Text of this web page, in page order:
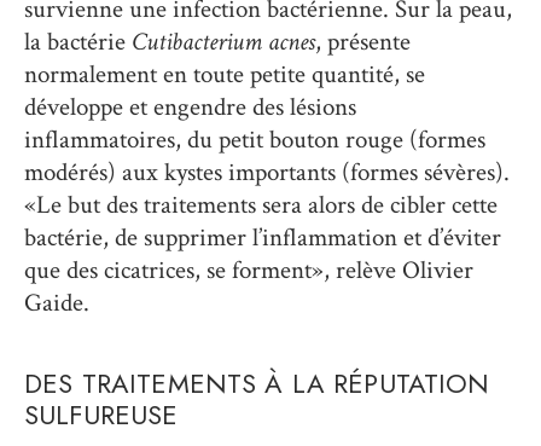
survienne une infection bactérienne. Sur la peau,
la bactérie Cutibacterium acnes, présente
normalement en toute petite quantité, se
développe et engendre des lésions
inflammatoires, du petit bouton rouge (formes
modérés) aux kystes importants (formes sévères).
«Le but des traitements sera alors de cibler cette
bactérie, de supprimer l’inflammation et d’éviter
que des cicatrices, se forment», relève Olivier
Gaide.
DES TRAITEMENTS À LA RÉPUTATION
SULFUREUSE